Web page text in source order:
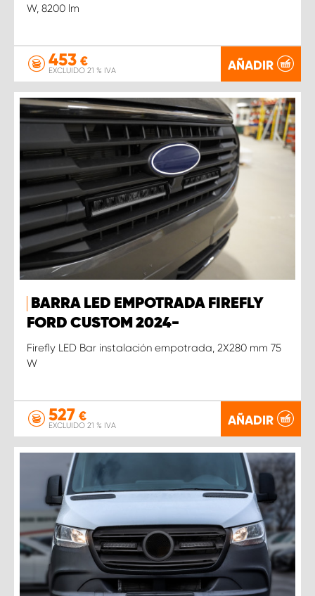
W, 8200 lm
453 €
EXCLUIDO 21 % IVA AÑADIR
BARRA LED EMPOTRADA FIREFLY
FORD CUSTOM 2024-
Firefly LED Bar instalación empotrada, 2X280 mm 75
W
527 €
EXCLUIDO 21 % IVA AÑADIR